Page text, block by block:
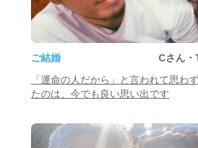
ご結婚
Cさん・
「運命の人だから」と言われて思わ
たのは、今でも良い思い出です